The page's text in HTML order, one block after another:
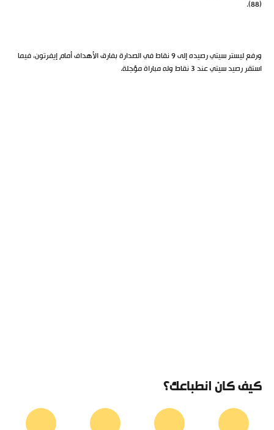
ورفع ليستر سيتي رصيده إلى 9 نقاط في الصدارة بفارق الأهداف أمام إيفرتون، فيما
استقر رصيد سيتي عند 3 نقاط وله مباراة مؤجلة.
كيف كان انطباعك؟